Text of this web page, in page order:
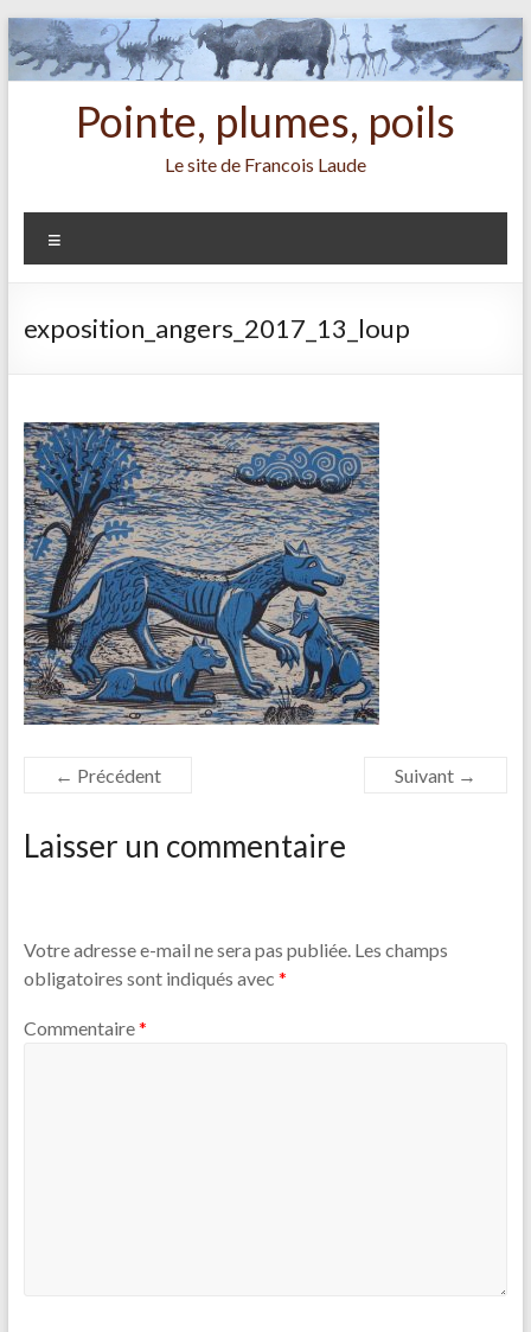
Aller
au
contenu
Pointe, plumes, poils
Le site de Francois Laude
exposition_angers_2017_13_loup
← Précédent Suivant →
Laisser un commentaire
Votre adresse e-mail ne sera pas publiée. Les champs
obligatoires sont indiqués avec *
Commentaire*